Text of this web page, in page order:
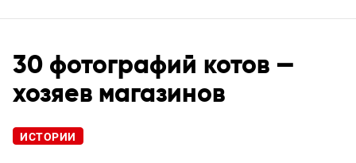
30 фотографий котов —
хозяев магазинов
ИСТОРИИ